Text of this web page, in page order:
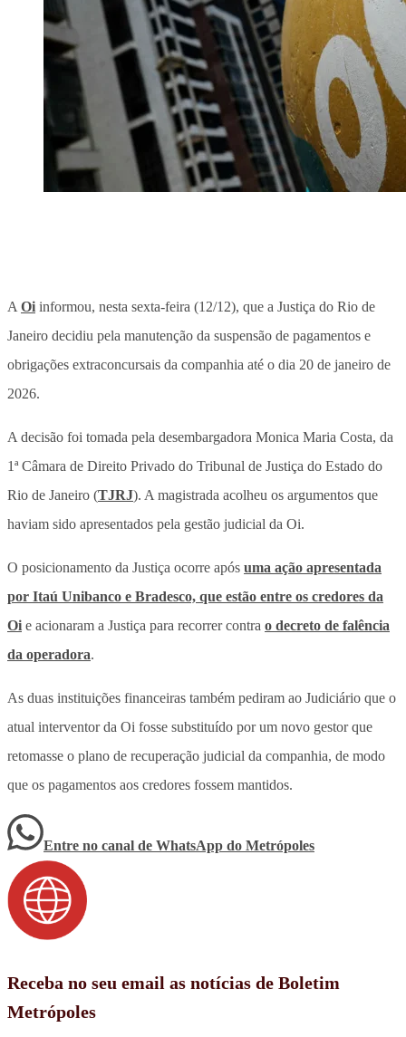
A Oi informou, nesta sexta-feira (12/12), que a Justiça do Rio de
Janeiro decidiu pela manutenção da suspensão de pagamentos e
obrigações extraconcursais da companhia até o dia 20 de janeiro de
2026.
A decisão foi tomada pela desembargadora Monica Maria Costa, da
1ª Câmara de Direito Privado do Tribunal de Justiça do Estado do
Rio de Janeiro (TJRJ). A magistrada acolheu os argumentos que
haviam sido apresentados pela gestão judicial da Oi.
O posicionamento da Justiça ocorre após uma ação apresentada
por Itaú Unibanco e Bradesco, que estão entre os credores da
Oi e acionaram a Justiça para recorrer contra o decreto de falência
da operadora.
As duas instituições financeiras também pediram ao Judiciário que o
atual interventor da Oi fosse substituído por um novo gestor que
retomasse o plano de recuperação judicial da companhia, de modo
que os pagamentos aos credores fossem mantidos.
Entre no canal de WhatsApp do Metrópoles
Receba no seu email as notícias de Boletim
Metrópoles